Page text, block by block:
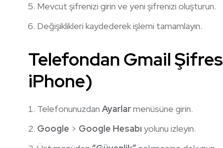
Mevcut şifrenizi girin ve yeni şifrenizi oluşturun.
Değişiklikleri kaydederek işlemi tamamlayın.
Telefondan Gmail
iPhone)
Telefonunuzdan Ayarlarmenüsüne girin.
Google > Google Hesabı yolunu izleyin.